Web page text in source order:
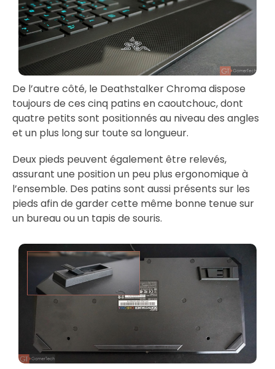
De l’autre côté, le Deathstalker Chroma dispose
toujours de ces cinq patins en caoutchouc, dont
quatre petits sont positionnés au niveau des angles
et un plus long sur toute sa longueur.
Deux pieds peuvent également être relevés,
assurant une position un peu plus ergonomique à
l’ensemble. Des patins sont aussi présents sur les
pieds afin de garder cette même bonne tenue sur
un bureau ou un tapis de souris.